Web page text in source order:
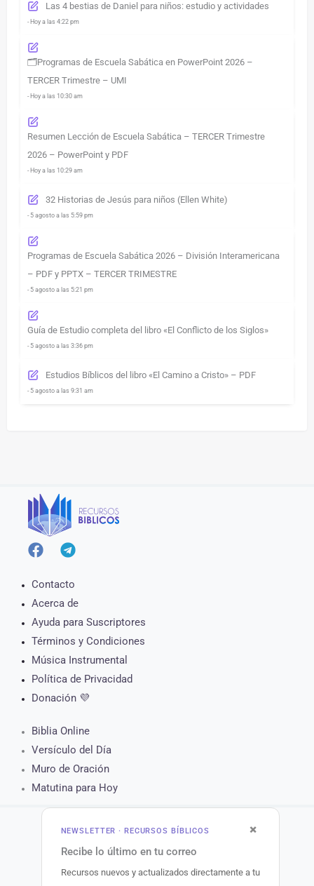
Las 4 bestias de Daniel para niños: estudio y actividades
- Hoy a las 4:22 pm
🗂️Programas de Escuela Sabática en PowerPoint 2026 –
TERCER Trimestre – UMI
- Hoy a las 10:30 am
Resumen Lección de Escuela Sabática – TERCER Trimestre
2026 – PowerPoint y PDF
- Hoy a las 10:29 am
32 Historias de Jesús para niños (Ellen White)
- 5 agosto a las 5:59 pm
Programas de Escuela Sabática 2026 – División Interamericana
– PDF y PPTX – TERCER TRIMESTRE
- 5 agosto a las 5:21 pm
Guía de Estudio completa del libro «El Conflicto de los Siglos»
- 5 agosto a las 3:36 pm
Estudios Bíblicos del libro «El Camino a Cristo» – PDF
- 5 agosto a las 9:31 am
×
NEWSLETTER · RECURSOS BÍBLICOS
Recibe lo último en tu correo
Recursos nuevos y actualizados directamente a tu
Contacto
Acerca de
Ayuda para Suscriptores
Términos y Condiciones
Música Instrumental
Política de Privacidad
Donación 💜
Biblia Online
Versículo del Día
Muro de Oración
Matutina para Hoy
Copyright © 2026 Recursos Bíblicos.